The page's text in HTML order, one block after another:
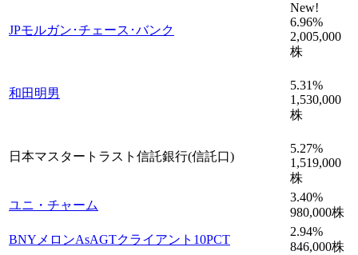
JPモルガン･チェース･バンク
New!
6.96%
2,005,000
株
和田明男
5.31%
1,530,000
株
日本マスタートラスト信託銀行(信託口)
5.27%
1,519,000
株
ユニ・チャーム
3.40%
980,000株
BNYメロンAsAGTクライアント10PCT
2.94%
846,000株